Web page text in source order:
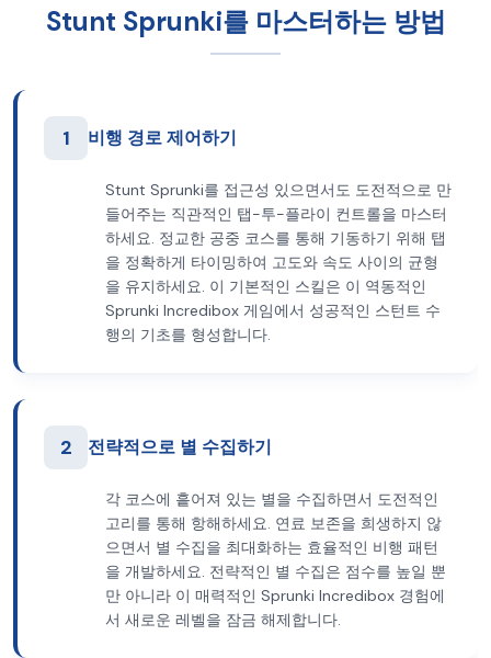
Stunt Sprunki를 마스터하는 방법
1 비행 경로 제어하기
Stunt Sprunki를 접근성 있으면서도 도전적으로 만
들어주는 직관적인 탭-투-플라이 컨트롤을 마스터
하세요. 정교한 공중 코스를 통해 기동하기 위해 탭
을 정확하게 타이밍하여 고도와 속도 사이의 균형
을 유지하세요. 이 기본적인 스킬은 이 역동적인
Sprunki Incredibox 게임에서 성공적인 스턴트 수
행의 기초를 형성합니다.
2 전략적으로 별 수집하기
각 코스에 흩어져 있는 별을 수집하면서 도전적인
고리를 통해 항해하세요. 연료 보존을 희생하지 않
으면서 별 수집을 최대화하는 효율적인 비행 패턴
을 개발하세요. 전략적인 별 수집은 점수를 높일 뿐
만 아니라 이 매력적인 Sprunki Incredibox 경험에
서 새로운 레벨을 잠금 해제합니다.